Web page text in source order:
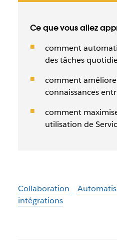
Ce que vous allez
comment
des tâches
comment
connaissances
comment
utilisation de
Collaboration
intégrations